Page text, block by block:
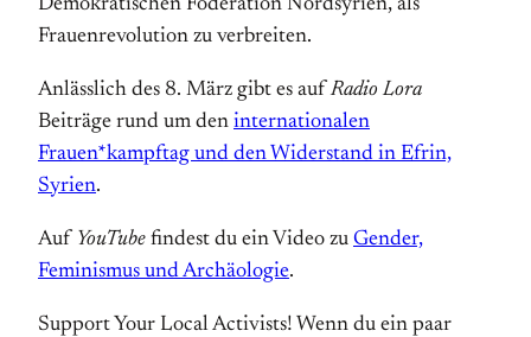
Demokratischen Föderation Nordsyrien, als
Frauenrevolution zu verbreiten.
Anlässlich des 8. März gibt es auf Radio Lora
Beiträge rund um den internationalen
Frauen*kampftag und den Widerstand in Efrin,
Syrien.
Auf YouTube findest du ein Video zu Gender,
Feminismus und Archäologie.
Support Your Local Activists! Wenn du ein paar